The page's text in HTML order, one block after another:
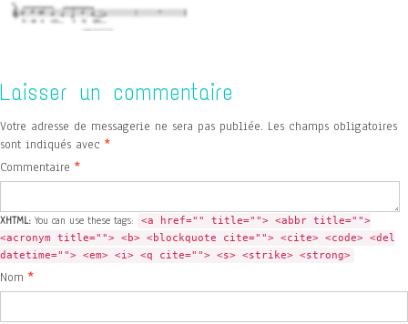
Laisser un commentaire
Votre adresse de messagerie ne sera pas publiée. Les champs obligatoires
sont indiqués avec *
Commentaire *
XHTML: You can use these tags:
<a href="" title=""> <abbr title="">
<acronym title=""> <b> <blockquote cite=""> <cite> <code> <del
datetime=""> <em> <i> <q cite=""> <s> <strike> <strong>
Nom *